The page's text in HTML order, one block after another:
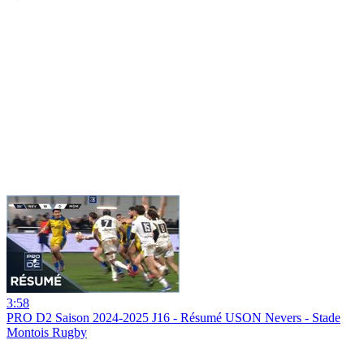
3:58
PRO D2 Saison 2024-2025 J16 - Résumé USON Nevers - Stade
Montois Rugby